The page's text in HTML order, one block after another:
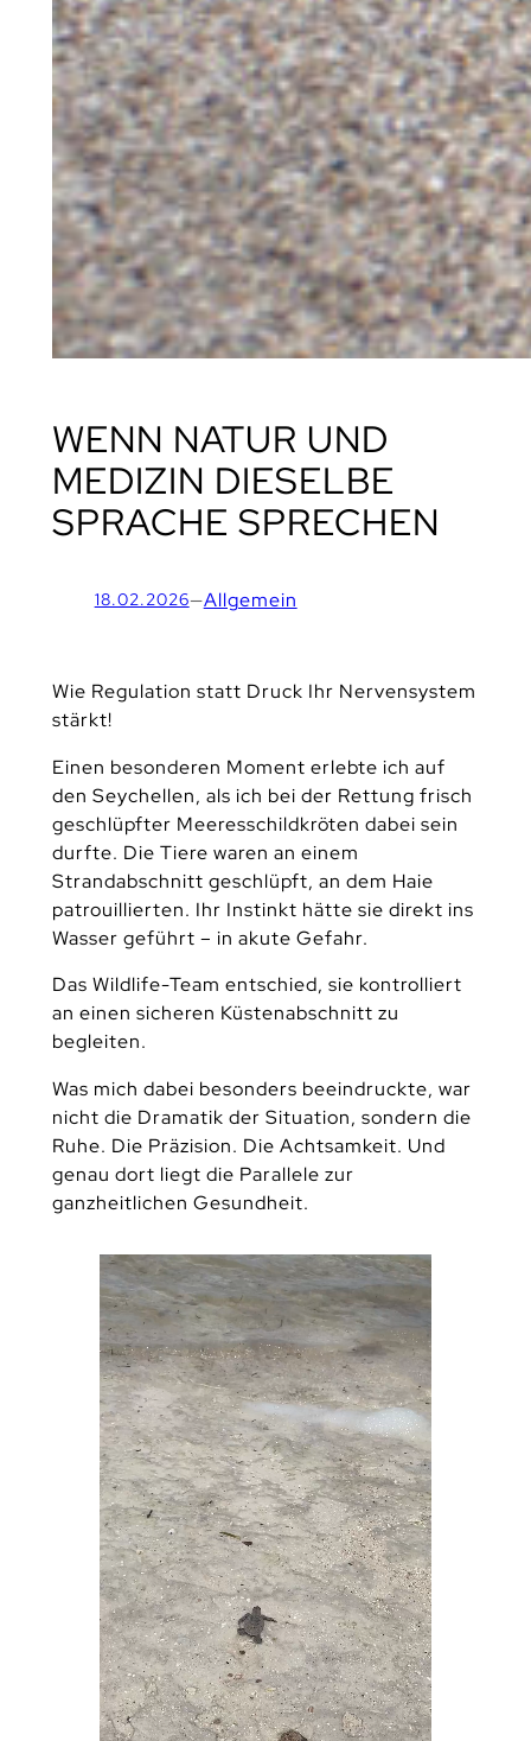
WENN NATUR UND
MEDIZIN DIESELBE
SPRACHE SPRECHEN
18.02.2026—Allgemein
Wie Regulation statt Druck Ihr Nervensystem
stärkt!
Einen besonderen Moment erlebte ich auf
den Seychellen, als ich bei der Rettung frisch
geschlüpfter Meeresschildkröten dabei sein
durfte. Die Tiere waren an einem
Strandabschnitt geschlüpft, an dem Haie
patrouillierten. Ihr Instinkt hätte sie direkt ins
Wasser geführt – in akute Gefahr.
Das Wildlife-Team entschied, sie kontrolliert
an einen sicheren Küstenabschnitt zu
begleiten.
Was mich dabei besonders beeindruckte, war
nicht die Dramatik der Situation, sondern die
Ruhe. Die Präzision. Die Achtsamkeit. Und
genau dort liegt die Parallele zur
ganzheitlichen Gesundheit.